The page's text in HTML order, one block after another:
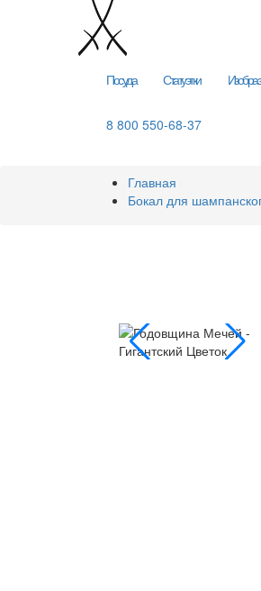
Посуда Статуэтки
8 800 550-68-37
Главная
Бокал для